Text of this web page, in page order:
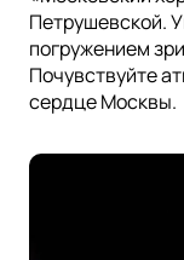
Петрушевской.
погружением
Почувствуйте
сердце Москвы.